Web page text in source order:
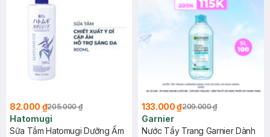
82.000 ₫205.000 ₫
Hatomugi
Sữa Tắm Hatomugi Dưỡng Ẩm
133.000 ₫209.000 ₫
Garnier
Nước Tẩy Trang Garnier Dành